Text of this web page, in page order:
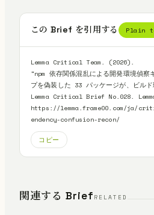
この Brief を引用する Plain
Lemma Critical Team. (2026).
"npm 依存関係混乱による開発環境偵
プを偽装した 33 パッケージが、ビル
Lemma Critical Brief No.028.
https://lemma.frame00.com/ja/
endency-confusion-recon/
コピー
関連する Brief RELATED